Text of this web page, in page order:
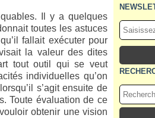
Il y a quelques
toutes les astuces
fallait exécuter pour
la valeur des dites
tout outil qui se veut
individuelles qu’on
s’agit ensuite de
Toute évaluation de ce
obtenir une vision